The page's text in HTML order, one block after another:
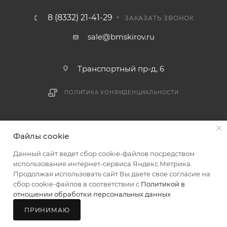
В КОРЗИНУ
8 (8332) 21-41-29 ЗАКАЗАТЬ ЗВОНОК
sale@bmskirov.ru
Транспортный пр-д, 6
ПОЛИТИКА КОНФИДЕНЦИАЛЬНОСТИ
Файлы cookie
Данный сайт ведет сбор cookie-файлов посредством
использования интернет-сервиса Яндекс.Метрика.
Продолжая использовать сайт Вы даете свое согласие на
сбор cookie-файлов в соответствии с Политикой в
отношении обработки персональных данных
ПРИНИМАЮ
Главная
Каталог